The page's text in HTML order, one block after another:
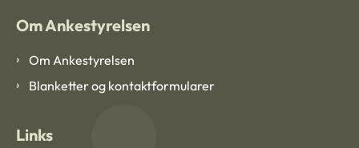
Om Ankestyrelsen
Om Ankestyrelsen
Blanketter og kontaktformularer
Links